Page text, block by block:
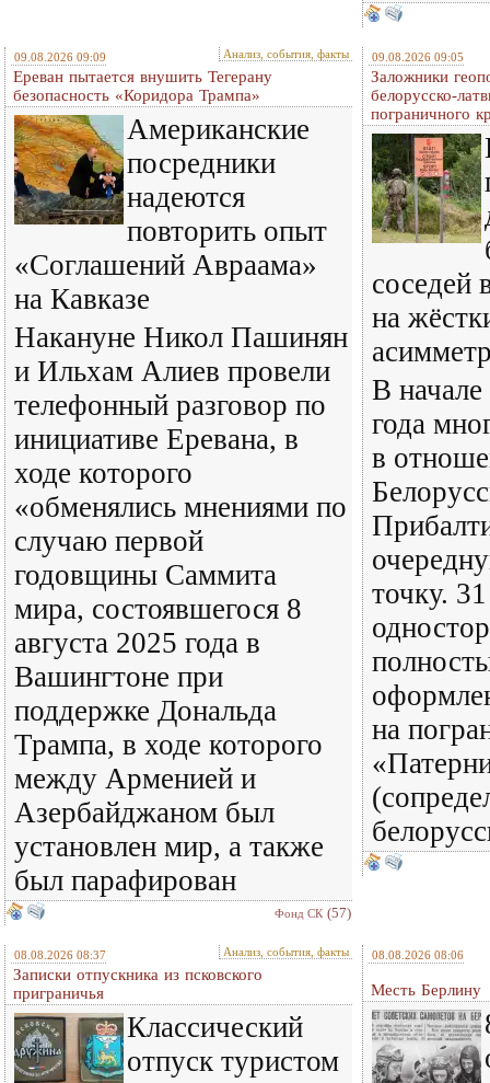
09.08.2026 09:09 Анализ, события, факты
Ереван пытается внушить Тегерану
безопасность «Коридора Трампа»
Американские
посредники
надеются
повторить опыт
«Соглашений Авраама»
на Кавказе
Накануне Никол Пашинян
и Ильхам Алиев провели
телефонный разговор по
инициативе Еревана, в
ходе которого
«обменялись мнениями по
случаю первой
годовщины Саммита
мира, состоявшегося 8
августа 2025 года в
Вашингтоне при
поддержке Дональда
Трампа, в ходе которого
между Арменией и
Азербайджаном был
установлен мир, а также
был парафирован
Фонд СК (57)
09.08.2026 09:05
Заложники
белорусско-
пограничного
соседей
на
В начале
года
в
точку.
на
08.08.2026 08:37 Анализ, события, факты
Записки отпускника из псковского
приграничья
Классический
отпуск туристом
08.08.2026 08:06
Месть Берлину